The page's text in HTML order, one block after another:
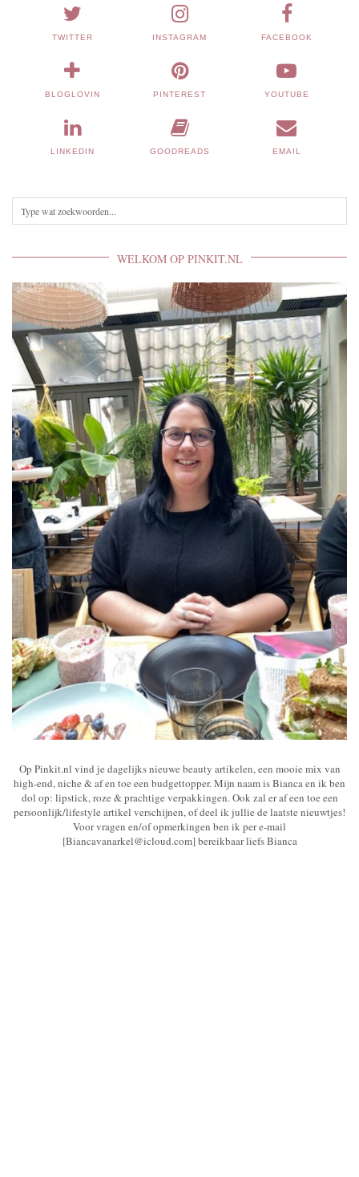
TWITTER INSTAGRAM FACEBOOK
BLOGLOVIN PINTEREST YOUTUBE
LINKEDIN GOODREADS EMAIL
WELKOM OP PINKIT.NL
Op Pinkit.nl vind je dagelijks nieuwe beauty artikelen, een mooie mix van
high-end, niche & af en toe een budgettopper. Mijn naam is Bianca en ik ben
dol op: lipstick, roze & prachtige verpakkingen. Ook zal er af een toe een
persoonlijk/lifestyle artikel verschijnen, of deel ik jullie de laatste nieuwtjes!
Voor vragen en/of opmerkingen ben ik per e-mail
[Biancavanarkel@icloud.com] bereikbaar liefs Bianca